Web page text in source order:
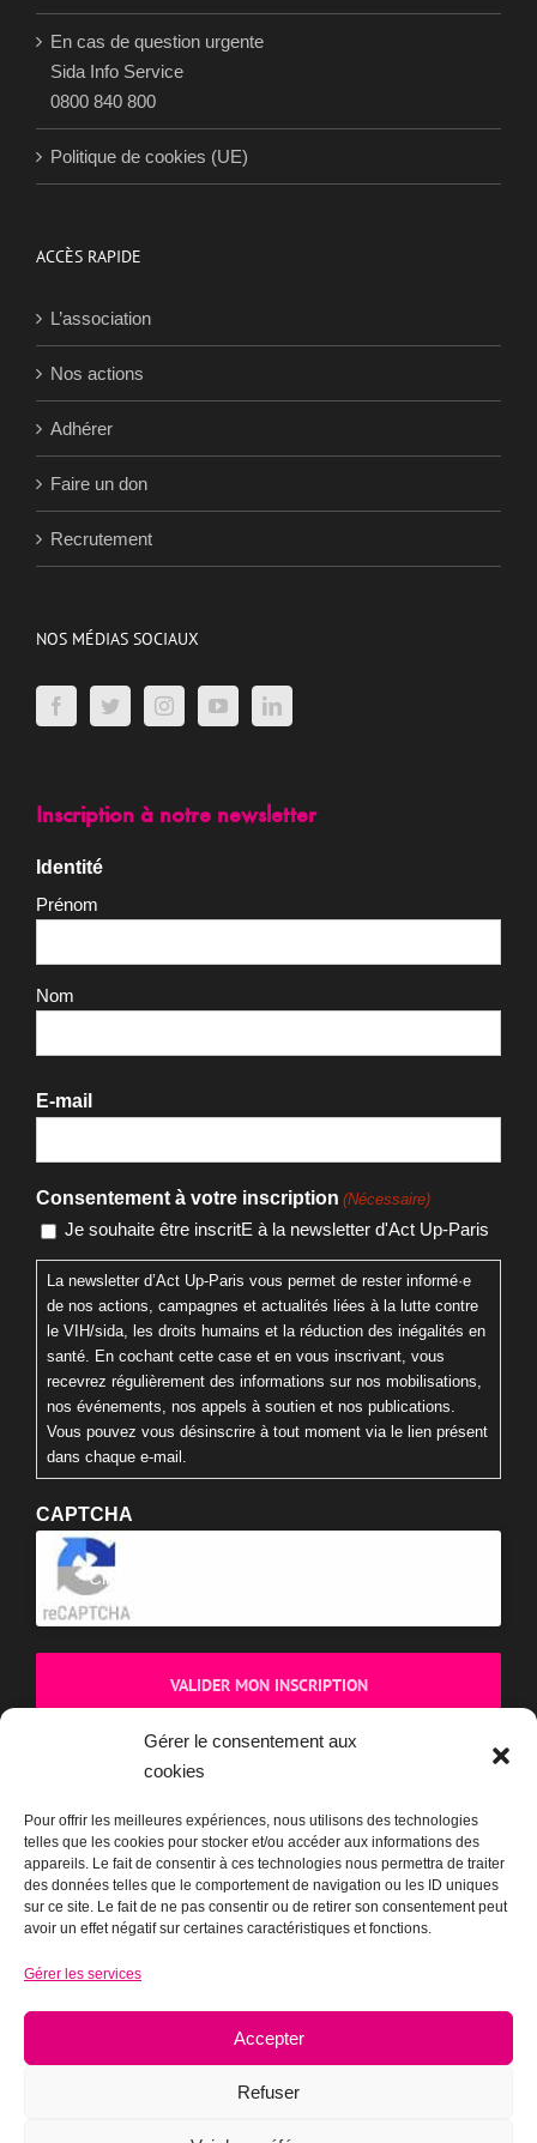
Gérer le consentement aux
cookies
Pour offrir les meilleures expériences, nous utilisons des technologies
telles que les cookies pour stocker et/ou accéder aux informations des
appareils. Le fait de consentir à ces technologies nous permettra de traiter
des données telles que le comportement de navigation ou les ID uniques
sur ce site. Le fait de ne pas consentir ou de retirer son consentement peut
avoir un effet négatif sur certaines caractéristiques et fonctions.
Gérer les services
Accepter
Refuser
En cas de question urgente
Sida Info Service
0800 840 800
Politique de cookies (UE)
ACCÈS RAPIDE
L’association
Nos actions
Adhérer
Faire un don
Recrutement
NOS MÉDIAS SOCIAUX
Inscription à notre newsletter
Identité
Prénom
Nom
E-mail
Consentement à votre inscription (Nécessaire)
Je souhaite être inscritE à la newsletter d'Act Up-Paris
La newsletter d’Act Up-Paris vous permet de rester informé·e
de nos actions, campagnes et actualités liées à la lutte contre
le VIH/sida, les droits humains et la réduction des inégalités en
santé. En cochant cette case et en vous inscrivant, vous
recevrez régulièrement des informations sur nos mobilisations,
nos événements, nos appels à soutien et nos publications.
Vous pouvez vous désinscrire à tout moment via le lien présent
dans chaque e-mail.
CAPTCHA
Cliquez pour accepter la validation reCaptcha.
BOUTIQUE